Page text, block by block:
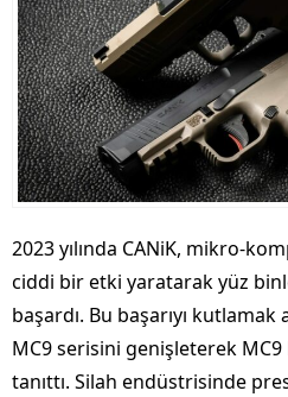
2023 yılında CANiK, mikro-
ciddi bir etki yaratarak yüz
başardı. Bu başarıyı kutlamak
MC9 serisini genişleterek MC9
tanıttı. Silah endüstrisinde